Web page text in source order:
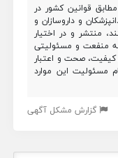
قوانین کشور در
و داروسازان و
منتشر و در اختیار
منفعت و مسئولیتی
کیفیت، صحت و اعتبار
مسئولیت این موارد
گزارش مشکل آگهی